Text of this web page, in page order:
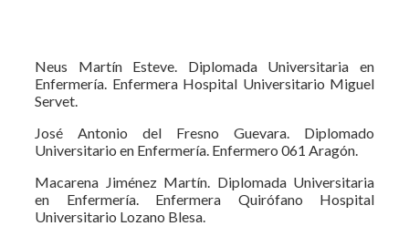
Neus Martín Esteve. Diplomada Universitaria en
Enfermería. Enfermera Hospital Universitario Miguel
Servet.
José Antonio del Fresno Guevara. Diplomado
Universitario en Enfermería. Enfermero 061 Aragón.
Macarena Jiménez Martín. Diplomada Universitaria
en Enfermería. Enfermera Quirófano Hospital
Universitario Lozano Blesa.